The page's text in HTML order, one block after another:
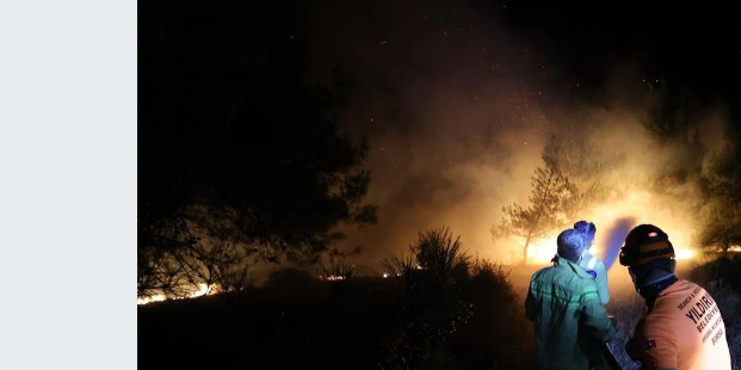
MAGAZİN
ÖZEL HABER